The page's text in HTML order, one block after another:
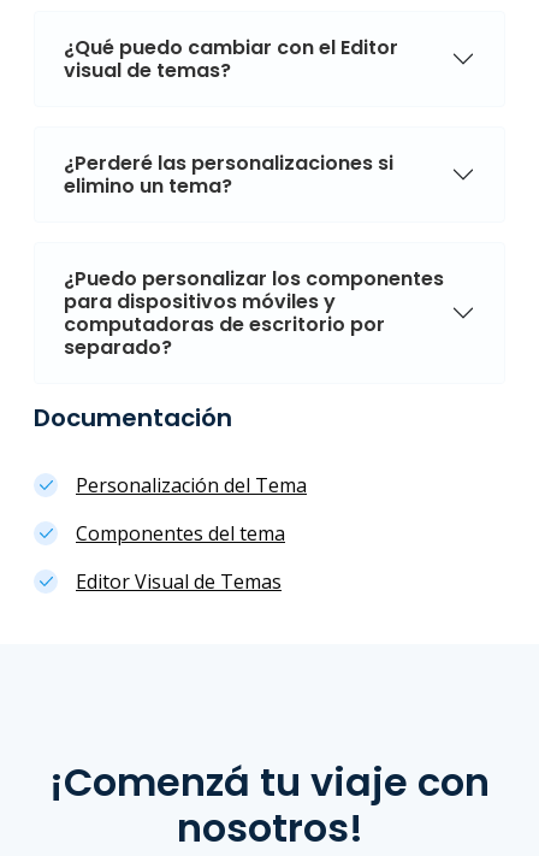
¿Qué puedo cambiar con el Editor
visual de temas?
¿Perderé las personalizaciones si
elimino un tema?
¿Puedo personalizar los componentes
para dispositivos móviles y
computadoras de escritorio por
separado?
Documentación
Personalización del Tema
Componentes del tema
Editor Visual de Temas
¡Comenzá tu viaje con
nosotros!